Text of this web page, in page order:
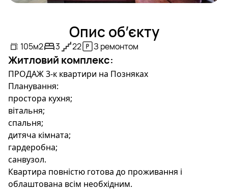
Опис об’єкту
105м2 3 22 З ремонтом
Житловий комплекс:
ПРОДАЖ 3-к квартири на Позняках
Планування:
простора кухня;
вітальня;
спальня;
дитяча кімната;
гардеробна;
санвузол.
Квартира повністю готова до проживання і
облаштована всім необхідним.